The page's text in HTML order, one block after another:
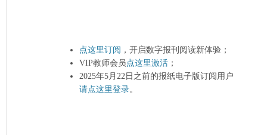
点这里订阅 ，开启数字报刊阅读新体验；
VIP教师会员点这里激活 ；
2025年5月22日之前的报纸电子版订阅用户
请点这里登录。